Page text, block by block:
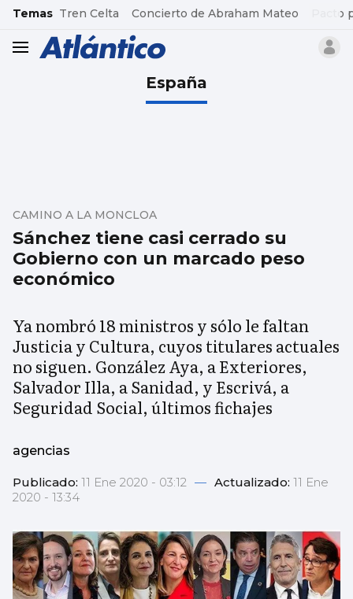
common.go-to-content
Temas Tren Celta Concierto de Abraham Mateo Pacto
header.menu.open
España
Sánchez tiene casi cerrado su
Gobierno con un marcado peso
económico
CAMINO A LA MONCLOA
Ya nombró 18 ministros y sólo le faltan
Justicia y Cultura, cuyos titulares actuales
no siguen. González Aya, a Exteriores,
Salvador Illa, a Sanidad, y Escrivá, a
Seguridad Social, últimos fichajes
agencias
Publicado: 11 Ene 2020 - 03:12 — Actualizado: 11 Ene
2020 - 13:34